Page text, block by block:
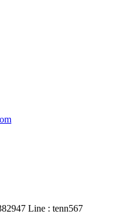
Line : tenn567